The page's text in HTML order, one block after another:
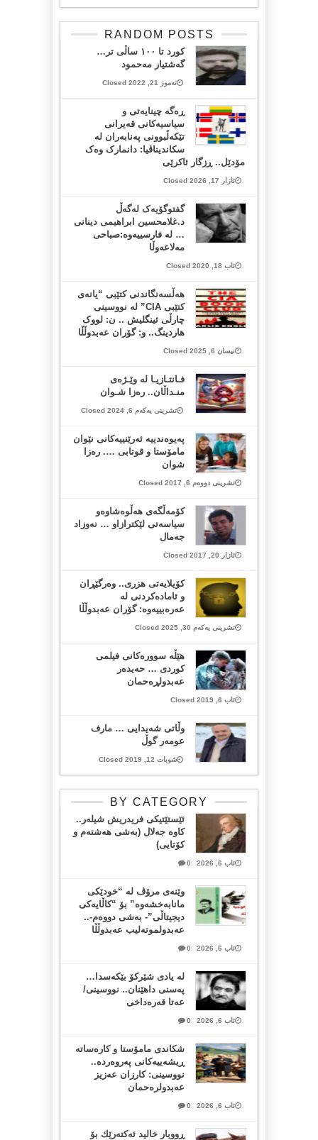
RANDOM POSTS
کورد تا ١٠٠ ساڵی تر…
گەشتیار مەحمود
تەموز 21, 2022 Closed
ڕەگە چینایەتی و
سیاسیەکانی قەیرانی
تێکەڵبوونی پەنابەران لە
سکاندیناڤیا: دانمارک وەک
مۆدێل.. ڕزگار ئاکرێی
ئازار 17, 2026 Closed
گفتوگۆیەک لەگەڵ
د.غلامحسین ابراهیمی دینانی
… لە فارسییەوە:صباحی
مەلاعەوڵا
ئاب 18, 2020 Closed
هەڵسەنگاندنی کتێبی “یانەی
کتێبی CIA” لە نووسینی
چارڵی ئینگلیش .. ن: لووک
هاردینگ.. و: گۆران عەبدوڵڵا
نیسان 6, 2025 Closed
فـانتـازیـا لە وێـژەی
منـداڵان.. رەزا شـوان
تشرینی یەکەم 6, 2024 Closed
پەیوەندییە ئەرێنییەکانی نێوان
مامۆستا و قوتابی …. رەزا
شوان
تشرینی دووەم 6, 2017 Closed
کۆمەڵگەی هەڵوەشاوەو
سیاسەتی لێکترازاو … نەوزاد
جەمال
ئازار 20, 2017 Closed
کۆیلایەتی هزری.. وەرگێڕان
و ئامادەکردنی لە
عەرەبییەوە: گۆران عەبدوڵڵا
تشرینی یەکەم 30, 2025 Closed
هێڵە سوورەكانی فيلمى
كوردی … حەیدەر
عەبدولڕەحمان
ئاب 6, 2019 Closed
وڵاتی شەیدایی … مارف
عومەر گوڵ
شوبات 12, 2019 Closed
BY CATEGORY
ئێستێتیکی فریدریش شیلەر..
کاوە جەلال (بەشی هەشتەم و
کۆتایی)
ئاب 6, 2026 0
وێنەی مرۆڤ لە “خودێکی
مانابەخشەوە” بۆ “کاڵایەکی
دیجیتاڵی”- بەشی دووەم-..
عەبدولموتەلیب عەبدوڵڵا
ئاب 6, 2026 0
لە یادی شێرکۆ بێکەسدا…
پەسنی داهێنان.. نووسینی/
عەتا قەرەداخی
ئاب 6, 2026 0
شکاندی مامۆستا و کارەساتە
ڕیشەییەکانی پەروەردە..
نووسینی: کارزان عەزیز
عەبدولرەحمان
ئاب 6, 2026 0
ڕووبار خالید ئەكتەرێك بۆ